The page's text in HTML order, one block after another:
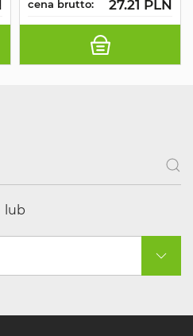
cena brutto: 27.21 PLN
lub